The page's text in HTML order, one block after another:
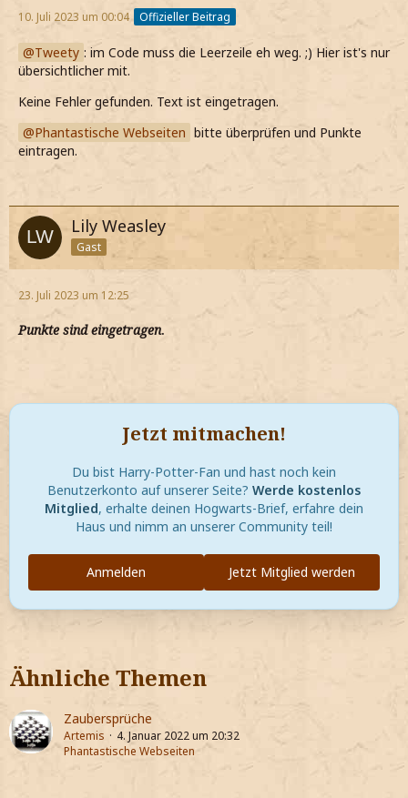
10. Juli 2023 um 00:04 Offizieller Beitrag
Tweety : im Code muss die Leerzeile eh weg. ;) Hier ist's nur
übersichtlicher mit.
Keine Fehler gefunden. Text ist eingetragen.
Phantastische Webseiten bitte überprüfen und Punkte
eintragen.
Lily Weasley
Gast
23. Juli 2023 um 12:25
Punkte sind eingetragen.
Jetzt mitmachen!
Du bist Harry-Potter-Fan und hast noch kein
Benutzerkonto auf unserer Seite? Werde kostenlos
Mitglied, erhalte deinen Hogwarts-Brief, erfahre dein
Haus und nimm an unserer Community teil!
Jetzt Mitglied werden
Anmelden
Ähnliche Themen
Zaubersprüche
Artemis
4. Januar 2022 um 20:32
Phantastische Webseiten